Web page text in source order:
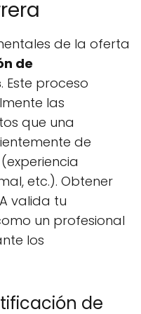
de la oferta
de
. Este proceso
las
que una
de
etc.). Obtener
valida tu
un profesional
los
de